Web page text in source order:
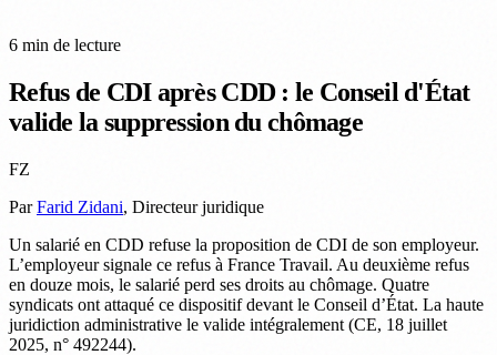
6 min de lecture
Refus de CDI après CDD : le Conseil d'État
valide la suppression du chômage
FZ
ParFarid Zidani, Directeur juridique
Un salarié en CDD refuse la proposition de CDI de son employeur.
L’employeur signale ce refus à France Travail. Au deuxième refus
en douze mois, le salarié perd ses droits au chômage. Quatre
syndicats ont attaqué ce dispositif devant le Conseil d’État. La haute
juridiction administrative le valide intégralement (CE, 18 juillet
2025, n° 492244).